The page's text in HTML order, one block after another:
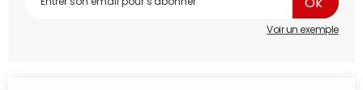
Voir un exemple